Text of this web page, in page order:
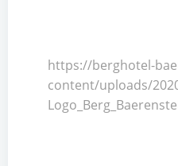
https://berghotel-
content/uploads/